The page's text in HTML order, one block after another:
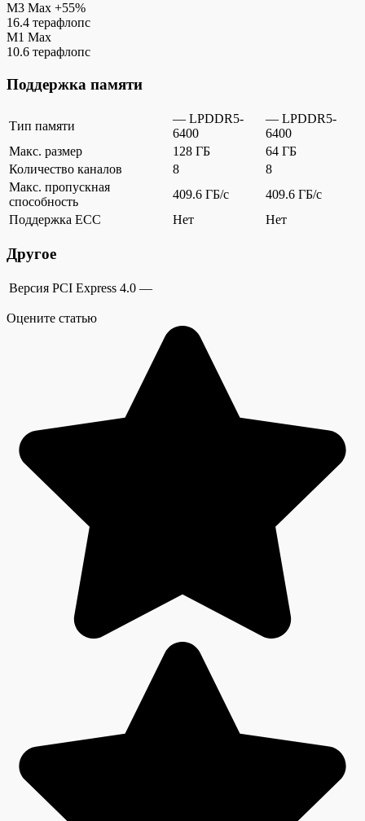
M3 Max +55%
16.4 терафлопс
M1 Max
10.6 терафлопс
Поддержка памяти
Тип памяти
— LPDDR5-
6400
— LPDDR5-
6400
Макс. размер
128 ГБ
64 ГБ
Количество каналов
8
8
Макс. пропускная
способность
409.6 ГБ/c
409.6 ГБ/c
Поддержка ECC
Нет Нет
Другое
Версия PCI Express 4.0 —
Оцените статью